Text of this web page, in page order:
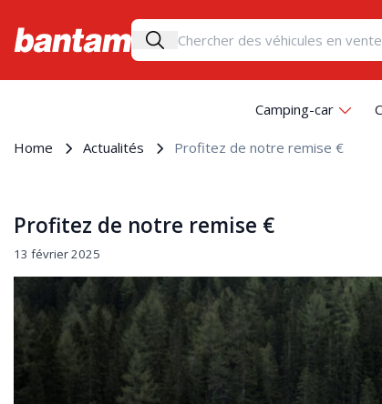
Camping-car
Home Actualités Profitez de notre remise €
Profitez de notre remise €
13 février 2025